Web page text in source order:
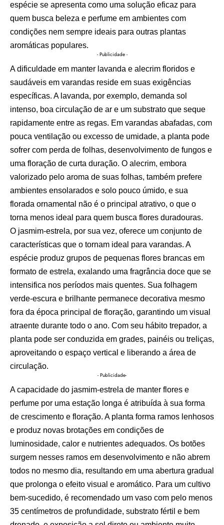
espécie se apresenta como uma solução eficaz para
quem busca beleza e perfume em ambientes com
condições nem sempre ideais para outras plantas
aromáticas populares.
- Publicidade -
A dificuldade em manter lavanda e alecrim floridos e
saudáveis em varandas reside em suas exigências
específicas. A lavanda, por exemplo, demanda sol
intenso, boa circulação de ar e um substrato que seque
rapidamente entre as regas. Em varandas abafadas, com
pouca ventilação ou excesso de umidade, a planta pode
sofrer com perda de folhas, desenvolvimento de fungos e
uma floração de curta duração. O alecrim, embora
valorizado pelo aroma de suas folhas, também prefere
ambientes ensolarados e solo pouco úmido, e sua
florada ornamental não é o principal atrativo, o que o
torna menos ideal para quem busca flores duradouras.
O jasmim-estrela, por sua vez, oferece um conjunto de
características que o tornam ideal para varandas. A
espécie produz grupos de pequenas flores brancas em
formato de estrela, exalando uma fragrância doce que se
intensifica nos períodos mais quentes. Sua folhagem
verde-escura e brilhante permanece decorativa mesmo
fora da época principal de floração, garantindo um visual
atraente durante todo o ano. Com seu hábito trepador, a
planta pode ser conduzida em grades, painéis ou treliças,
aproveitando o espaço vertical e liberando a área de
circulação.
- Publicidade-
A capacidade do jasmim-estrela de manter flores e
perfume por uma estação longa é atribuída à sua forma
de crescimento e floração. A planta forma ramos lenhosos
e produz novas brotações em condições de
luminosidade, calor e nutrientes adequados. Os botões
surgem nesses ramos em desenvolvimento e não abrem
todos no mesmo dia, resultando em uma abertura gradual
que prolonga o efeito visual e aromático. Para um cultivo
bem-sucedido, é recomendado um vaso com pelo menos
35 centímetros de profundidade, substrato fértil e bem